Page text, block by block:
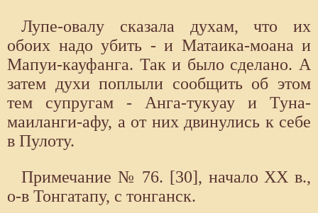
Лупе-овалу сказала духам, что их
обоих надо убить - и Матаика-моана и
Мапуи-кауфанга. Так и было сделано. А
затем духи поплыли сообщить об этом
тем супругам - Анга-тукуау и Туна-
маиланги-афу, а от них двинулись к себе
в Пулоту.
Примечание № 76. [30], начало XX в.,
о-в Тонгатапу, с тонганск.